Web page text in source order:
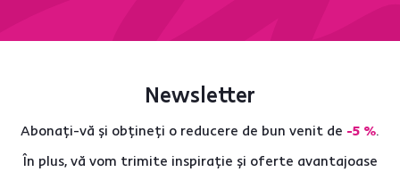
Newsletter
Abonați-vă și obțineți o reducere de bun venit de -5 %.
În plus, vă vom trimite inspirație și oferte avantajoase